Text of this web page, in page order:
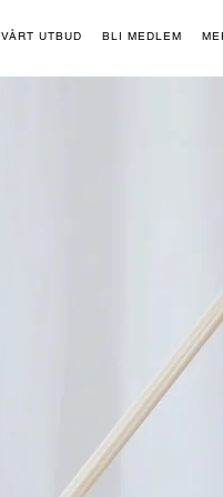
VÅRT UTBUD BLI MEDLEM